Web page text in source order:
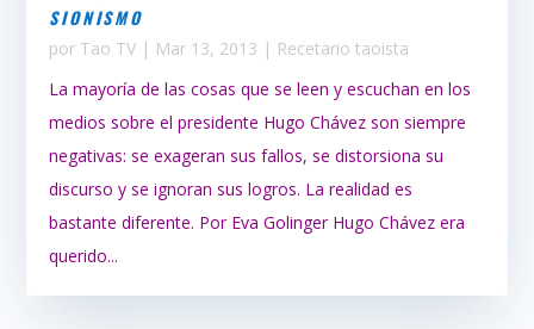
SIONISMO
por Tao TV | Mar 13, 2013 | Recetario taoista
La mayoría de las cosas que se leen y escuchan en los
medios sobre el presidente Hugo Chávez son siempre
negativas: se exageran sus fallos, se distorsiona su
discurso y se ignoran sus logros. La realidad es
bastante diferente. Por Eva Golinger Hugo Chávez era
querido...